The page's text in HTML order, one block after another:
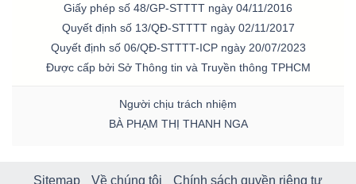
Giấy phép số 48/GP-STTTT ngày 04/11/2016
Quyết định số 13/QĐ-STTTT ngày 02/11/2017
Quyết định số 06/QĐ-STTTT-ICP ngày 20/07/2023
Được cấp bởi Sở Thông tin và Truyền thông TPHCM
Người chịu trách nhiệm
BÀ PHẠM THỊ THANH NGA
Sitemap Về chúng tôi
Chính sách quyền riêng tư